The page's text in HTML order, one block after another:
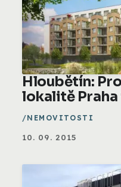
Hloubětín:
lokalitě Praha
NEMOVITOSTI
10. 09. 2015